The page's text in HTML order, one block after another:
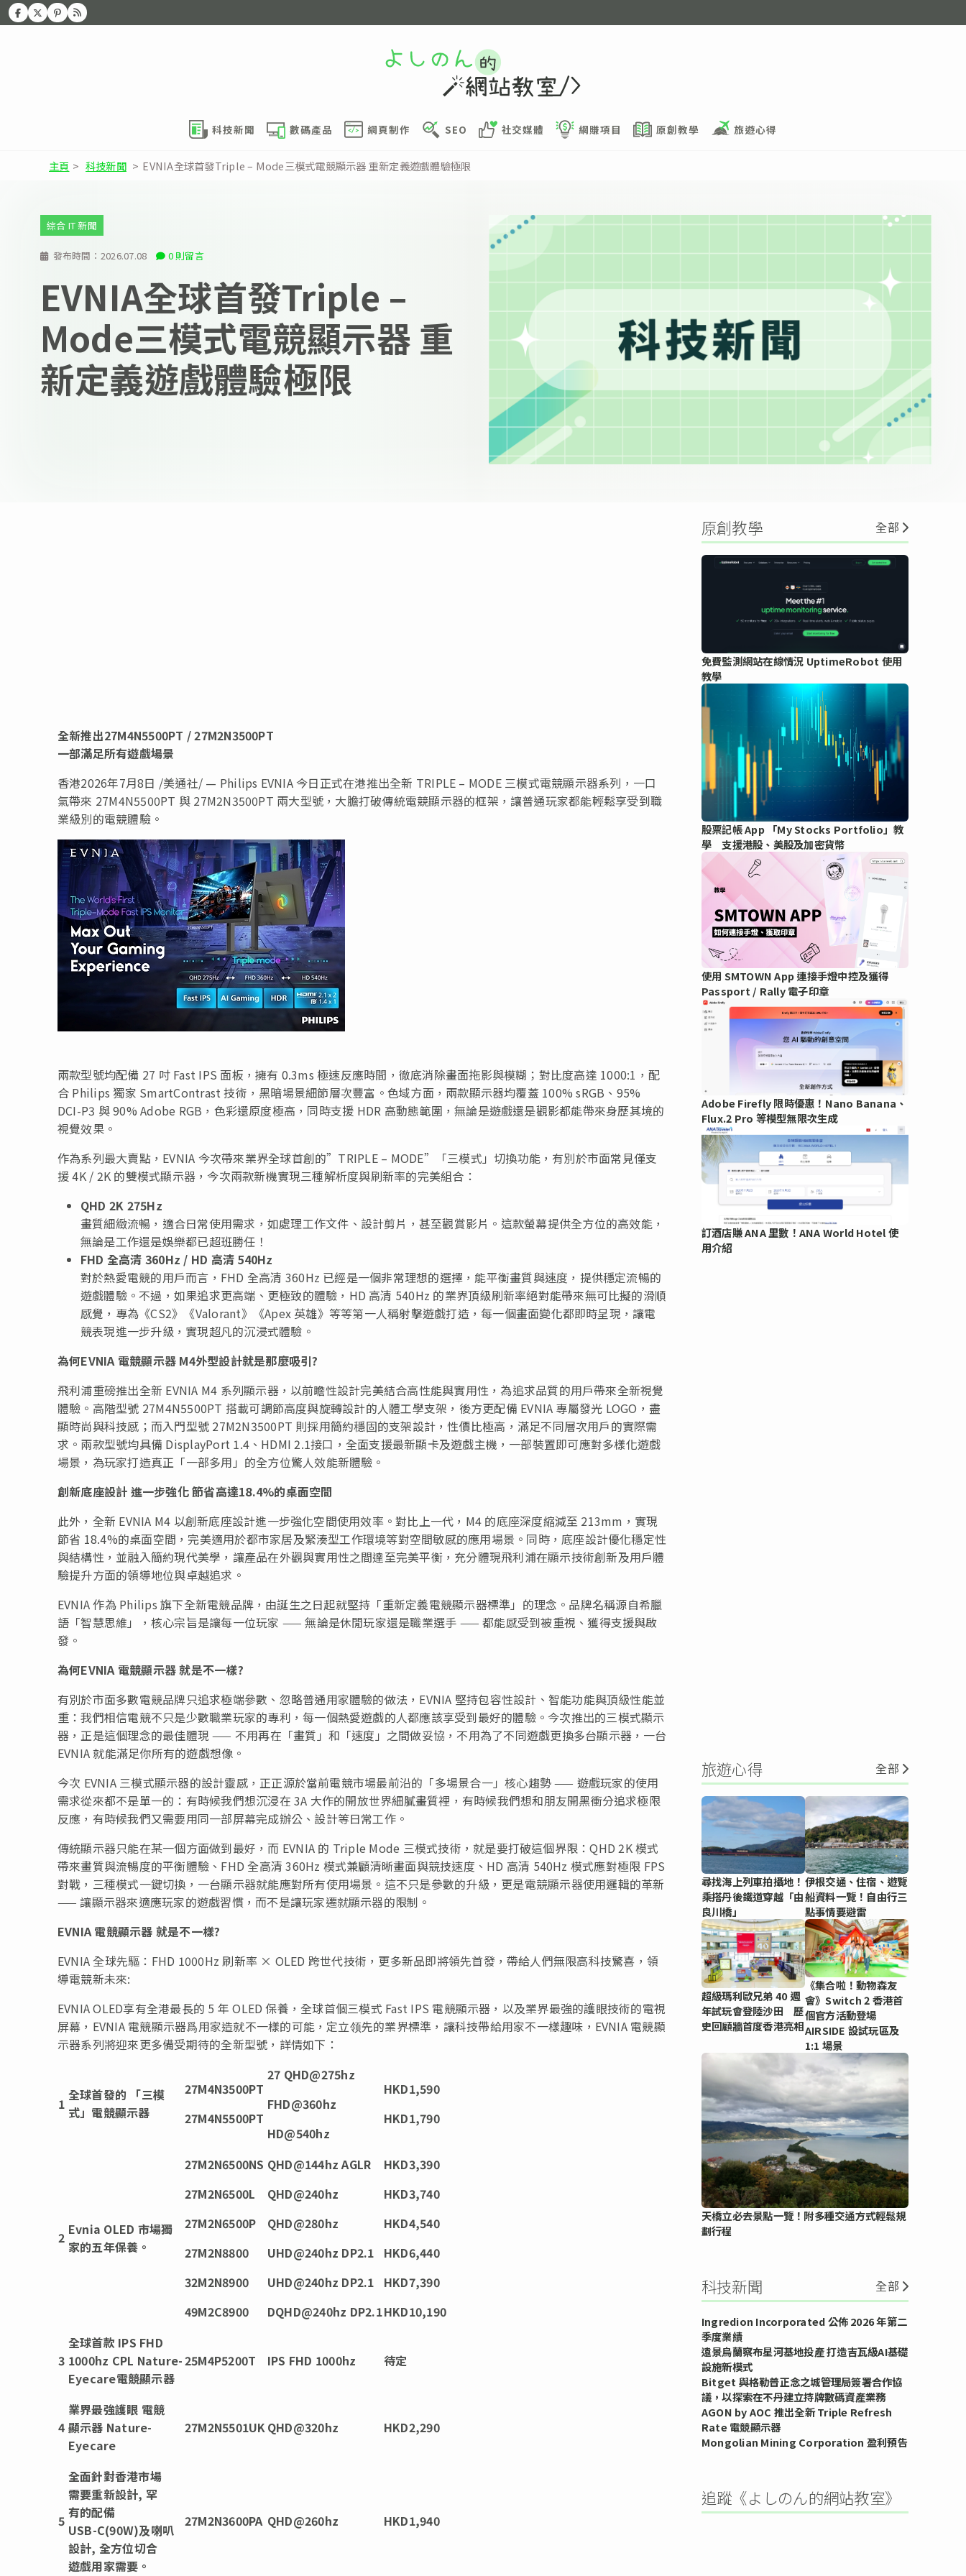
科技新聞 數碼產品 網頁制作 SEO 社交媒體 網賺項目 原創教學 旅遊心得
主頁 > 科技新聞 > EVNIA全球首發Triple – Mode三模式電競顯示器 重新定義遊戲體驗極限
發布時間： 2026.07.08 0 則留言
綜合 IT 新聞
EVNIA全球首發Triple –
Mode三模式電競顯示器 重
新定義遊戲體驗極限
全新推出27M4N5500PT / 27M2N3500PT
一部滿足所有遊戲場景
香港2026年7月8日 /美通社/ — Philips EVNIA 今日正式在港推出全新 TRIPLE – MODE 三模式電競顯示器系列，一口
氣帶來 27M4N5500PT 與 27M2N3500PT 兩大型號，大膽打破傳統電競顯示器的框架，讓普通玩家都能輕鬆享受到職
業級別的電競體驗。
兩款型號均配備 27 吋 Fast IPS 面板，擁有 0.3ms 極速反應時間，徹底消除畫面拖影與模糊；對比度高達 1000:1，配
合 Philips 獨家 SmartContrast 技術，黑暗場景細節層次豐富。色域方面，兩款顯示器均覆蓋 100% sRGB、95%
DCI-P3 與 90% Adobe RGB，色彩還原度極高，同時支援 HDR 高動態範圍，無論是遊戲還是觀影都能帶來身歷其境的
視覺效果。
作為系列最大賣點，EVNIA 今次帶來業界全球首創的”TRIPLE – MODE”「三模式」切換功能，有別於市面常見僅支
援 4K / 2K 的雙模式顯示器，今次兩款新機實現三種解析度與刷新率的完美組合：
QHD 2K 275Hz
畫質細緻流暢，適合日常使用需求，如處理工作文件、設計剪片，甚至觀賞影片。這款螢幕提供全方位的高效能，
無論是工作還是娛樂都已超班勝任！
FHD 全高清 360Hz / HD 高清 540Hz
對於熱愛電競的用戶而言 ，FHD 全高清 360Hz 已經是一個非常理想的選擇，能平衡畫質與速度，提供穩定流暢的
遊戲體驗。不過， 如果追求更高端、更極致的體驗，HD 高清 540Hz 的業界頂級刷新率絕對能帶來無可比擬的滑順
感覺，專為《CS2》《Valorant》《Apex 英雄》等等第一人稱射擊遊戲打造，每一個畫面變化都即時呈現，讓電
競表現進一步升級，實現超凡的沉浸式體驗。
為何EVNIA 電競顯示器 M4外型設計就是那麼吸引?
飛利浦重磅推出全新 EVNIA M4 系列顯示器，以前瞻性設計完美結合高性能與實用性，為追求品質的用戶帶來全新視覺
體驗。高階型號 27M4N5500PT 搭載可調節高度與旋轉設計的人體工學支架，後方更配備 EVNIA 專屬發光 LOGO，盡
顯時尚與科技感；而入門型號 27M2N3500PT 則採用簡約穩固的支架設計，性價比極高，滿足不同層次用戶的實際需
求。兩款型號均具備 DisplayPort 1.4、HDMI 2.1接口，全面支援最新顯卡及遊戲主機，一部裝置即可應對多樣化遊戲
場景，為玩家打造真正「一部多用」的全方位驚人效能新體驗。
創新底座設計 進一步強化 節省高達18.4%的桌面空間
此外，全新 EVNIA M4 以創新底座設計進一步強化空間使用效率。對比上一代，M4 的底座深度縮減至 213mm，實現
節省 18.4%的桌面空間，完美適用於都市家居及緊湊型工作環境等對空間敏感的應用場景。同時，底座設計優化穩定性
與結構性，並融入簡約現代美學，讓產品在外觀與實用性之間達至完美平衡，充分體現飛利浦在顯示技術創新及用戶體
驗提升方面的領導地位與卓越追求。
EVNIA 作為 Philips 旗下全新電競品牌，由誕生之日起就堅持「重新定義電競顯示器標準」的理念。品牌名稱源自希臘
語「智慧思維」，核心宗旨是讓每一位玩家 —— 無論是休閒玩家還是職業選手 —— 都能感受到被重視、獲得支援與啟
發。
為何EVNIA 電競顯示器 就是不一樣?
有別於市面多數電競品牌只追求極端參數、忽略普通用家體驗的做法，EVNIA 堅持包容性設計、智能功能與頂級性能並
重：我們相信電競不只是少數職業玩家的專利，每一個熱愛遊戲的人都應該享受到最好的體驗。今次推出的三模式顯示
器，正是這個理念的最佳體現 —— 不用再在「畫質」和「速度」之間做妥協，不用為了不同遊戲更換多台顯示器，一台
EVNIA 就能滿足你所有的遊戲想像。
今次 EVNIA 三模式顯示器的設計靈感，正正源於當前電競市場最前沿的「多場景合一」核心趨勢 —— 遊戲玩家的使用
需求從來都不是單一的：有時候我們想沉浸在 3A 大作的開放世界細膩畫質裡，有時候我們想和朋友開黑衝分追求極限
反應，有時候我們又需要用同一部屏幕完成辦公、設計等日常工作。
傳統顯示器只能在某一個方面做到最好，而 EVNIA 的 Triple Mode 三模式技術，就是要打破這個界限：QHD 2K 模式
帶來畫質與流暢度的平衡體驗、FHD 全高清 360Hz 模式兼顧清晰畫面與競技速度、HD 高清 540Hz 模式應對極限 FPS
對戰，三種模式一鍵切換，一台顯示器就能應對所有使用場景。這不只是參數的升級，更是電競顯示器使用邏輯的革新
—— 讓顯示器來適應玩家的遊戲習慣，而不是讓玩家遷就顯示器的限制。
EVNIA 電競顯示器 就是不一樣?
EVNIA 全球先驅：FHD 1000Hz 刷新率 × OLED 跨世代技術，更多新品即將領先首發，帶給人們無限高科技驚喜，領
導電競新未來:
EVNIA OLED享有全港最長的 5 年 OLED 保養，全球首個三模式 Fast IPS 電競顯示器，以及業界最強的護眼技術的電視
屏幕，EVNIA 電競顯示器爲用家造就不一樣的可能，定立领先的業界標準，讓科技帶給用家不一樣趣味，EVNIA 電競顯
示器系列將迎來更多備受期待的全新型號，詳情如下：
1
全球首發的 「三模
式」電競顯示器
27M4N3500PT
27M4N5500PT
27 QHD@275hz
FHD@360hz
HD@540hz
HKD1,590
HKD1,790
2 Evnia OLED 市場獨
家的五年保養 。
27M2N6500NS
27M2N6500L
27M2N6500P
27M2N8800
32M2N8900
49M2C8900
QHD@144hz AGLR
QHD@240hz
QHD@280hz
UHD@240hz DP2.1
UHD@240hz DP2.1
DQHD@240hz DP2.1
HKD3,390
HKD3,740
HKD4,540
HKD6,440
HKD7,390
HKD10,190
3
全球首款 IPS FHD
1000hz CPL Nature-
Eyecare電競顯示器
25M4P5200T IPS FHD 1000hz 待定
4
業界最強護眼 電競
顯示器 Nature-
Eyecare
27M2N5501UK QHD@320hz HKD2,290
5
全面針對香港市場
需要重新設計, 罕
有的配備
USB-C(90W)及喇叭
設計, 全方位切合
遊戲用家需要。
27M2N3600PA QHD@260hz HKD1,940
原創教學 全部
免費監測網站在線情況 UptimeRobot 使用
教學
股票記帳 App 「My Stocks Portfolio」教
學 支援港股、美股及加密貨幣
使用 SMTOWN App 連接手燈中控及獲得
Passport / Rally 電子印章
Adobe Firefly 限時優惠！Nano Banana、
Flux.2 Pro 等模型無限次生成
訂酒店賺 ANA 里數！ANA World Hotel 使
用介紹
旅遊心得 全部
尋找海上列車拍攝地！
乘搭丹後鐵道穿越「由
良川橋」
伊根交通、住宿、遊覽
船資料一覽！自由行三
點事情要避雷
超級瑪利歐兄弟 40 週
年試玩會登陸沙田 歷
史回顧牆首度香港亮相
《集合啦！動物森友
會》Switch 2 香港首
個官方活動登場
AIRSIDE 設試玩區及
1:1 場景
天橋立必去景點一覽！附多種交通方式輕鬆規
劃行程
科技新聞 全部
Ingredion Incorporated 公佈 2026 年第二
季度業績
遠景烏蘭察布星河基地投產 打造吉瓦級AI基礎
設施新模式
Bitget 與格勒普正念之城管理局簽署合作協
議，以探索在不丹建立持牌數碼資產業務
AGON by AOC 推出全新 Triple Refresh
Rate 電競顯示器
Mongolian Mining Corporation 盈利預告
追蹤《よしのん的網站教室》